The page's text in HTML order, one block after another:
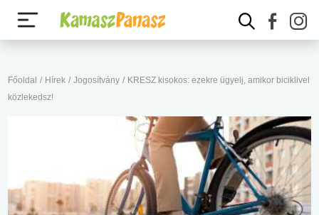
Főoldal / Hírek / Jogosítvány / KRESZ kisokos: ezekre ügyelj, amikor biciklivel
közlekedsz!